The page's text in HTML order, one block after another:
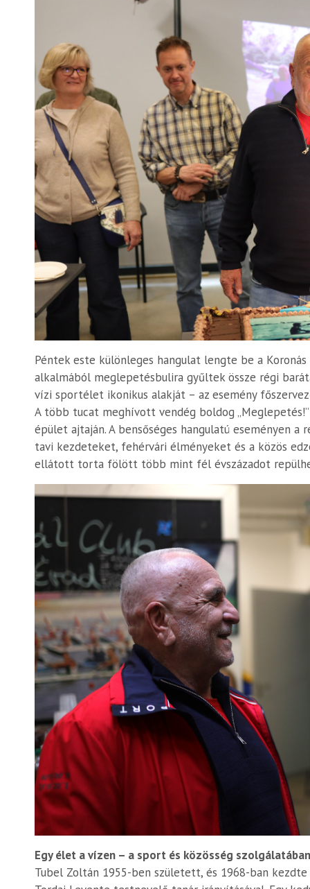
Péntek este különleges hangulat lengte be a
alkalmából meglepetésbulira gyűltek össze régi
vízi sportélet ikonikus alakját – az esemény
A több tucat meghívott vendég boldog
épület ajtaján. A bensőséges hangulatú eseményen
tavi kezdeteket, fehérvári élményeket és a közös
ellátott torta fölött több mint fél évszázadot
Egy élet a vízen – a sport és közösség szolgálatában
Tubel Zoltán 1955-ben született, és 1968-ban